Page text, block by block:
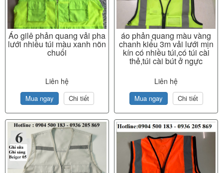
Áo gilê phản quang vải pha
lưới nhiều túi màu xanh nõn
chuối
Liên hệ
Mua ngay Chi tiết
áo phản quang màu vàng
chanh kiểu 3m vải lưới mịn
kín có nhiều túi,có túi cài
thẻ,túi cài bút ở ngực
Liên hệ
Mua ngay Chi tiết